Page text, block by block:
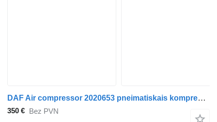
DAF Air compressor 2020653 pneimatiskais kompresors paredzēts DAF kravas automašīnas
350 € Bez PVN